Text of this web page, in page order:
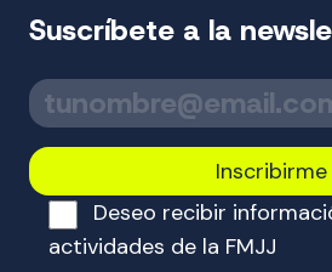
Suscríbete a la
T
u
c
o
Deseo recibir
actividades de la FMJJ